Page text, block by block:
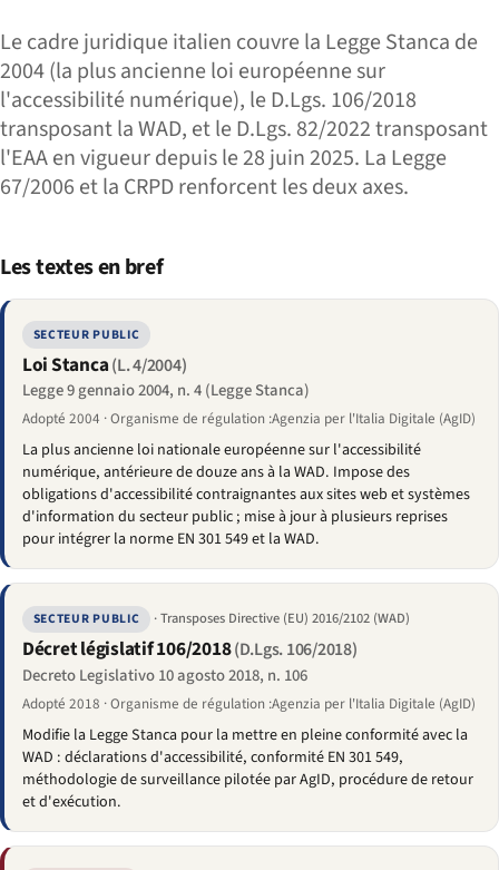
Le cadre juridique italien couvre la Legge Stanca de
2004 (la plus ancienne loi européenne sur
l'accessibilité numérique), le D.Lgs. 106/2018
transposant la WAD, et le D.Lgs. 82/2022 transposant
l'EAA en vigueur depuis le 28 juin 2025. La Legge
67/2006 et la CRPD renforcent les deux axes.
Les textes en bref
SECTEUR PUBLIC
Loi Stanca(L. 4/2004)
Legge 9 gennaio 2004, n. 4 (Legge Stanca)
Adopté 2004 · Organisme de régulation :Agenzia per l'Italia Digitale (AgID)
La plus ancienne loi nationale européenne sur l'accessibilité
numérique, antérieure de douze ans à la WAD. Impose des
obligations d'accessibilité contraignantes aux sites web et systèmes
d'information du secteur public ; mise à jour à plusieurs reprises
pour intégrer la norme EN 301 549 et la WAD.
SECTEUR PUBLIC · Transposes Directive (EU) 2016/2102 (WAD)
Décret législatif 106/2018(D.Lgs. 106/2018)
Decreto Legislativo 10 agosto 2018, n. 106
Adopté 2018 · Organisme de régulation :Agenzia per l'Italia Digitale (AgID)
Modifie la Legge Stanca pour la mettre en pleine conformité avec la
WAD : déclarations d'accessibilité, conformité EN 301 549,
méthodologie de surveillance pilotée par AgID, procédure de retour
et d'exécution.